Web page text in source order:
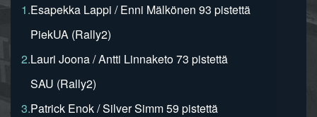
1.Esapekka Lappi / Enni Mälkönen 93 pistettä
PiekUA (Rally2)
2.Lauri Joona / Antti Linnaketo 73 pistettä
SAU (Rally2)
3.Patrick Enok / Silver Simm 59 pistettä